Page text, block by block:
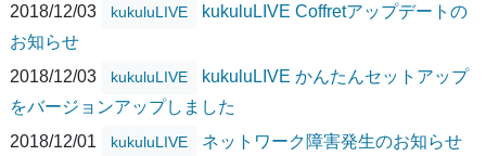
2018/12/03
kukuluLIVE
kukuluLIVE Coffretアップデートの
お知らせ
2018/12/03
kukuluLIVE
kukuluLIVE かんたんセットアップ
をバージョンアップしました
2018/12/01
kukuluLIVE
ネットワーク障害発生のお知らせ